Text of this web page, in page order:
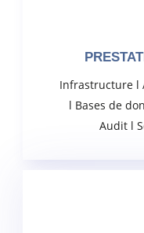
Infrastructure l
l Bases de
Audit l